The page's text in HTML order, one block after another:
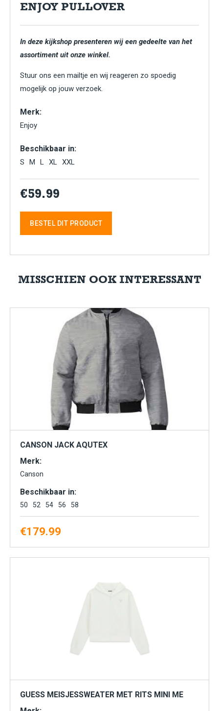
ENJOY PULLOVER
In deze kijkshop presenteren wij een gedeelte van het
assortiment uit onze winkel.
Stuur ons een mailtje en wij reageren zo spoedig
mogelijk op jouw verzoek.
Merk:
Enjoy
Beschikbaar in:
S M L XL XXL
€59.99
BESTEL DIT PRODUCT
MISSCHIEN OOK INTERESSANT
CANSON JACK AQUTEX
Merk:
Canson
Beschikbaar in:
50 52 54 56 58
€179.99
GUESS MEISJESSWEATER MET RITS MINI ME